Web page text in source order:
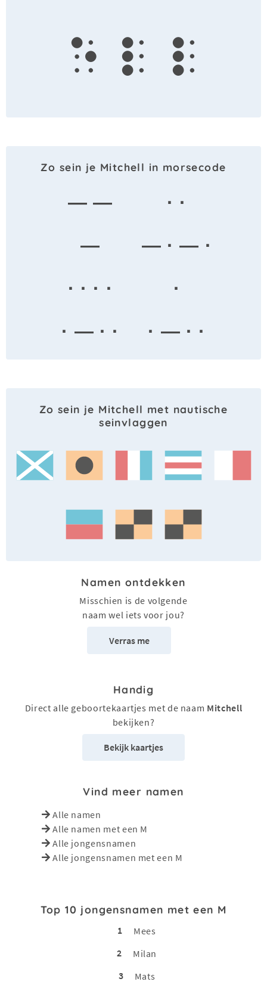
e l l
Zo sein je Mitchell in morsecode
— —
· ·
—
— · — ·
· · · ·
·
· — · ·
· — · ·
Zo sein je Mitchell met nautische
seinvlaggen
Namen ontdekken
Misschien is de volgende
naam wel iets voor jou?
Verras me
Handig
Direct alle geboortekaartjes met de naam Mitchell
bekijken?
Bekijk kaartjes
Vind meer namen
Alle namen
Alle namen met een M
Alle jongensnamen
Alle jongensnamen met een M
Top 10 jongensnamen met een M
1
Mees
2
Milan
3
Mats